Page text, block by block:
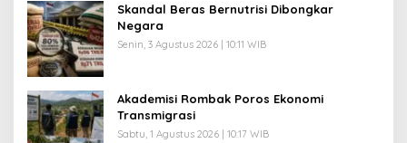
Skandal Beras Bernutrisi Dibongkar
Negara
Senin, 3 Agustus 2026 | 10:11 WIB
Akademisi Rombak Poros Ekonomi
Transmigrasi
Sabtu, 1 Agustus 2026 | 10:17 WIB